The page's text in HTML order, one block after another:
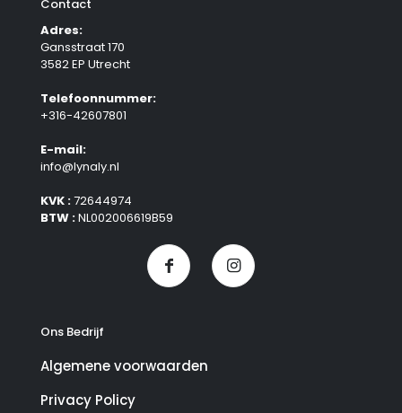
Contact
Adres:
Gansstraat 170
3582 EP Utrecht
Telefoonnummer:
+316-42607801
E-mail:
info@lynaly.nl
KVK :72644974
BTW :NL002006619B59
Ons Bedrijf
Algemene voorwaarden
Privacy Policy